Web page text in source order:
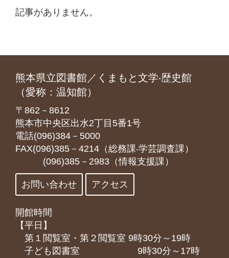
記事がありません。
熊本県立図書館／くまもと文学‧歴史館
（愛称：温知館）
〒862－8612
熊本市中央区出水2丁目5番1号
電話(096)384－5000
FAX(096)385－4214（総務課‧学芸調査課）
(096)385－2983（情報支援課）
お問い合わせ アクセス
開館時間
【平日】
第１閲覧室・第２閲覧室 9時30分～19時
子ども図書室 9時30分～17時